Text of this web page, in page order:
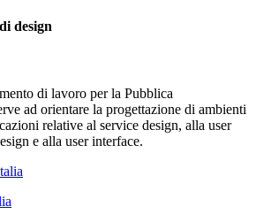
design
di lavoro per la Pubblica
ad orientare la progettazione di ambienti
relative al service design, alla user
e alla user interface.